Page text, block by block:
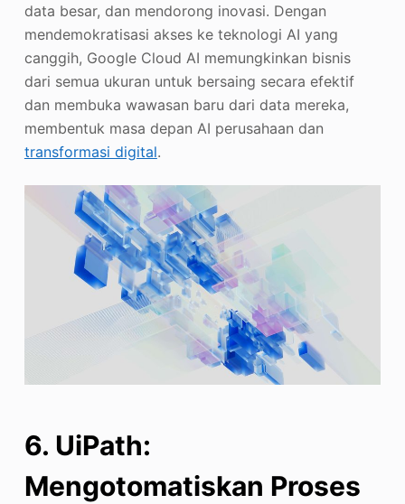
data besar, dan mendorong inovasi. Dengan
mendemokratisasi akses ke teknologi AI yang
canggih, Google Cloud AI memungkinkan bisnis
dari semua ukuran untuk bersaing secara efektif
dan membuka wawasan baru dari data mereka,
membentuk masa depan AI perusahaan dan
transformasi digital.
6. UiPath:
Mengotomatiskan Proses